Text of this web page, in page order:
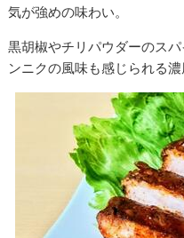
気が強めの味わい。
黒胡椒やチリパウダーのス
ンニクの風味も感じられる濃